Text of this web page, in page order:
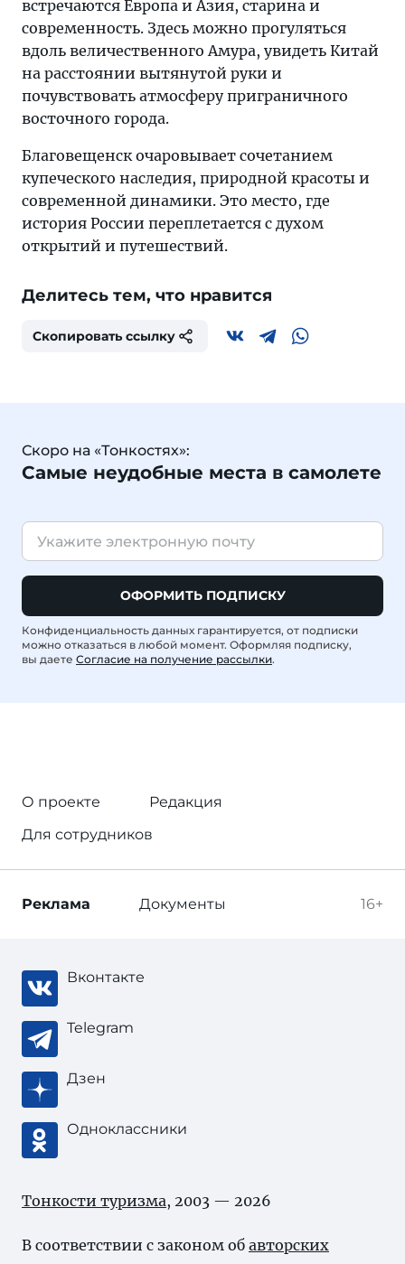
встречаются Европа и Азия, старина и
современность. Здесь можно прогуляться
вдоль величественного Амура, увидеть Китай
на расстоянии вытянутой руки и
почувствовать атмосферу приграничного
восточного города.
Благовещенск очаровывает сочетанием
купеческого наследия, природной красоты и
современной динамики. Это место, где
история России переплетается с духом
открытий и путешествий.
Делитесь тем, что нравится
Скопировать ссылку
Скоро на «Тонкостях»:
Самые неудобные места в самолете
ОФОРМИТЬ ПОДПИСКУ
Конфиденциальность данных гарантируется, от подписки
можно отказаться в любой момент. Оформляя подписку,
вы даете Согласие на получение рассылки.
О проекте
Редакция
Для сотрудников
16+
Реклама Документы
Вконтакте
Telegram
Дзен
Одноклассники
Тонкости туризма, 2003 — 2026
В соответствии с законом об авторских